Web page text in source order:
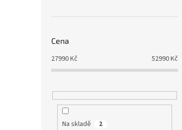
Cena
27990Kč 52990Kč
Na skladě 2